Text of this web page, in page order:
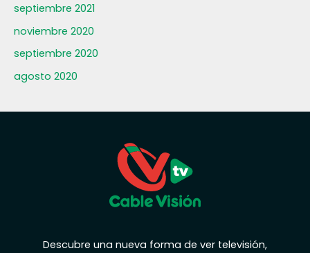
septiembre 2021
noviembre 2020
septiembre 2020
agosto 2020
Descubre una nueva forma de ver televisión,